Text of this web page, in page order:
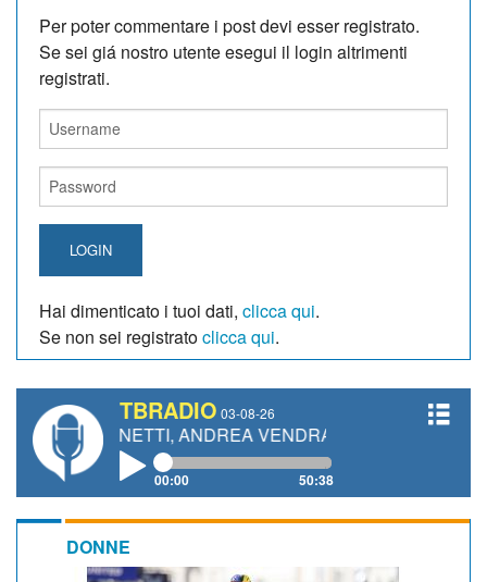
Per poter commentare i post devi esser registrato.
Se sei giá nostro utente esegui il login altrimenti
registrati.
LOGIN
Hai dimenticato i tuoi dati, clicca qui.
Se non sei registratoclicca qui.
TBRADIO 03-08-26
GIANETTI, ANDREA VENDRAME, FILIPPO FIORELLI
00:00 50:38
DONNE